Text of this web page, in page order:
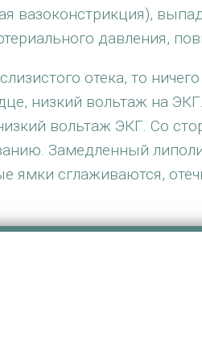
вазоконстрикция),
давления,
отека, то
низкий вольтаж на
вольтаж ЭКГ. Со
Замедленный
ямки сглаживаются,